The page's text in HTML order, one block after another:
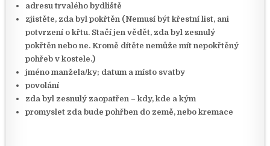
adresu trvalého bydliště
zjistěte, zda byl pokřtěn (Nemusí být křestní list, ani
potvrzení o křtu. Stačí jen vědět, zda byl zesnulý
pokřtěn nebo ne. Kromě dítěte nemůže mít nepokřtěný
pohřeb v kostele.)
jméno manžela/ky; datum a místo svatby
povolání
zda byl zesnulý zaopatřen – kdy, kde a kým
promyslet zda bude pohřben do země, nebo kremace